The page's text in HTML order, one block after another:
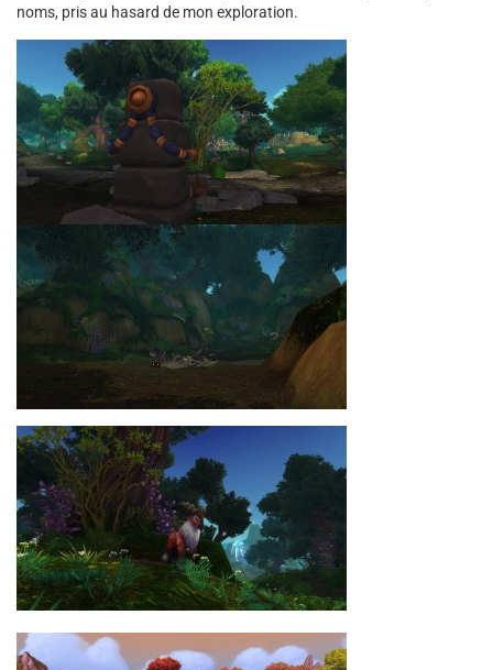
noms, pris au hasard de mon exploration.